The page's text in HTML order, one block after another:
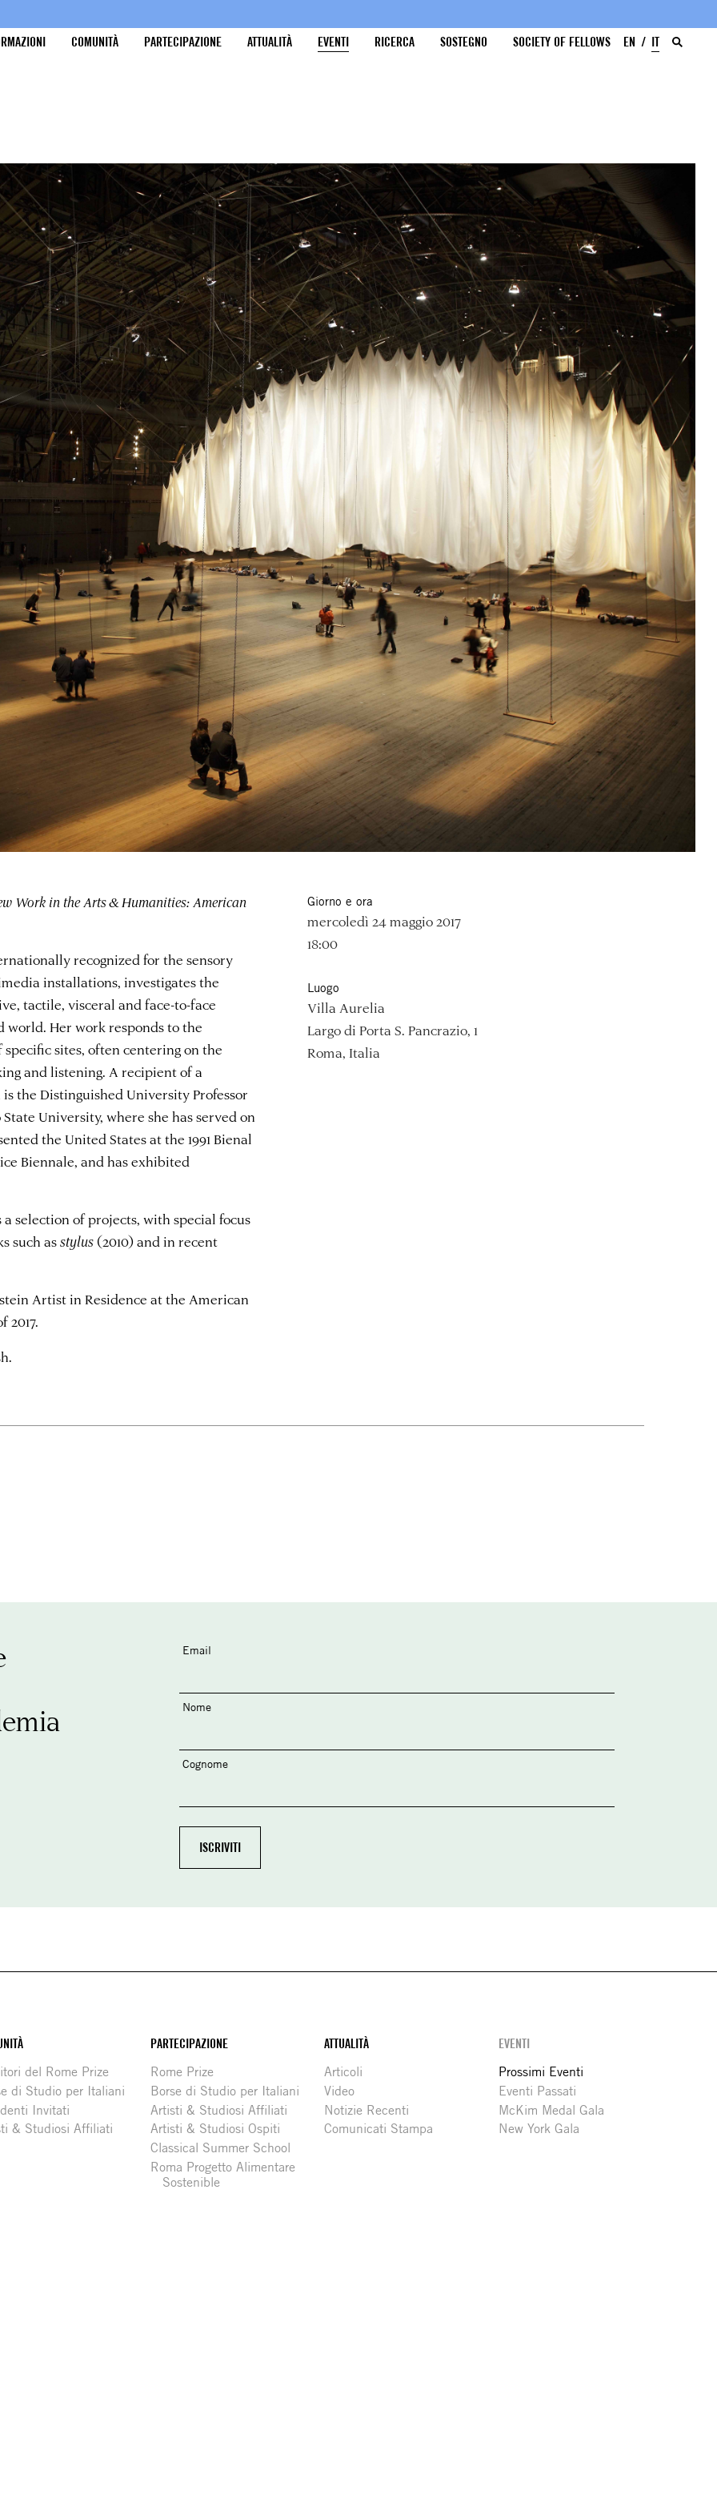
COMUNITÀ PARTECIPAZIONE ATTUALITÀ EVENTI RICERCA SOSTEGNO SOCIETY OF FELLOWS EN IT
Work in the Arts & Humanities: American
recognized for the sensory
installations, investigates the
tactile, visceral and face-to-face
world. Her work responds to the
sites, often centering on the
and listening. A recipient of a
the Distinguished University Professor
University, where she has served on
the United States at the 1991 Bienal
Biennale, and has exhibited
selection of projects, with special focus
such asstylus (2010) and in recent
Artist in Residence at the American
2017.
Giorno e ora
mercoledì 24 maggio 2017
18:00
Luogo
Villa Aurelia
Largo di Porta S. Pancrazio, 1
Roma, Italia
Email
Nome
Cognome
del Rome Prize
di Studio per Italiani
Invitati
& Studiosi Affiliati
PARTECIPAZIONE
Rome Prize
Borse di Studio per Italiani
Artisti & Studiosi Affiliati
Artisti & Studiosi Ospiti
Classical Summer School
Roma Progetto Alimentare
Sostenible
ATTUALITÀ
Articoli
Video
Notizie Recenti
Comunicati Stampa
EVENTI
Prossimi Eventi
Eventi Passati
McKim Medal Gala
New York Gala